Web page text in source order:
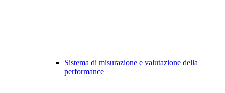
Sistema di misurazione e valutazione della
performance